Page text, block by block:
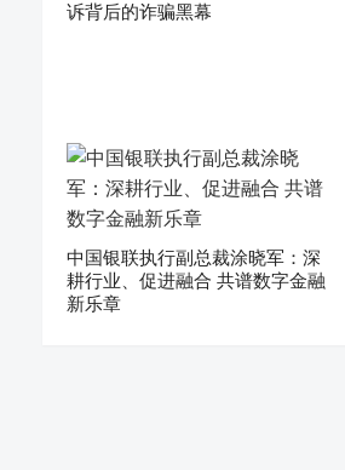
诉背后的诈骗黑幕
中国银联执行副总裁涂晓军：深
耕行业、促进融合 共谱数字金融
新乐章